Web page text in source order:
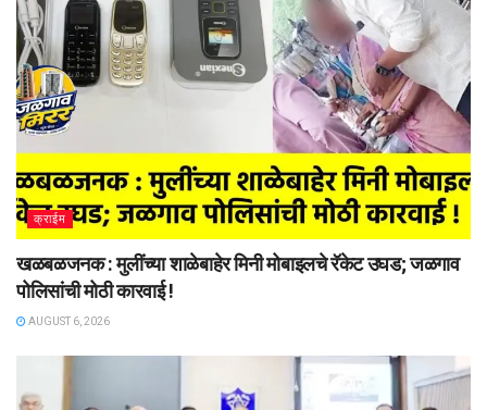
क्राईम
खळबळजनक : मुलींच्या शाळेबाहेर मिनी मोबाइलचे रॅकेट उघड; जळगाव
पोलिसांची मोठी कारवाई !
AUGUST 6, 2026